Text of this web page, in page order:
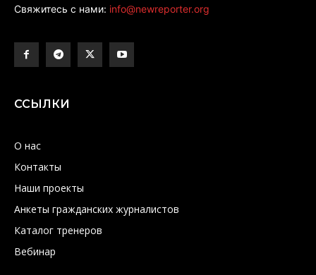
Свяжитесь с нами: info@newreporter.org
ССЫЛКИ
О нас
Контакты
Наши проекты
Анкеты гражданских журналистов
Каталог тренеров
Вебинар